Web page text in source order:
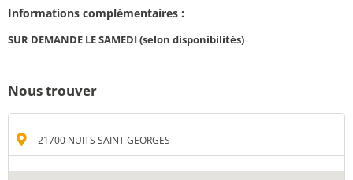
Informations complémentaires :
SUR DEMANDE LE SAMEDI (selon disponibilités)
Nous trouver
- 21700 NUITS SAINT GEORGES